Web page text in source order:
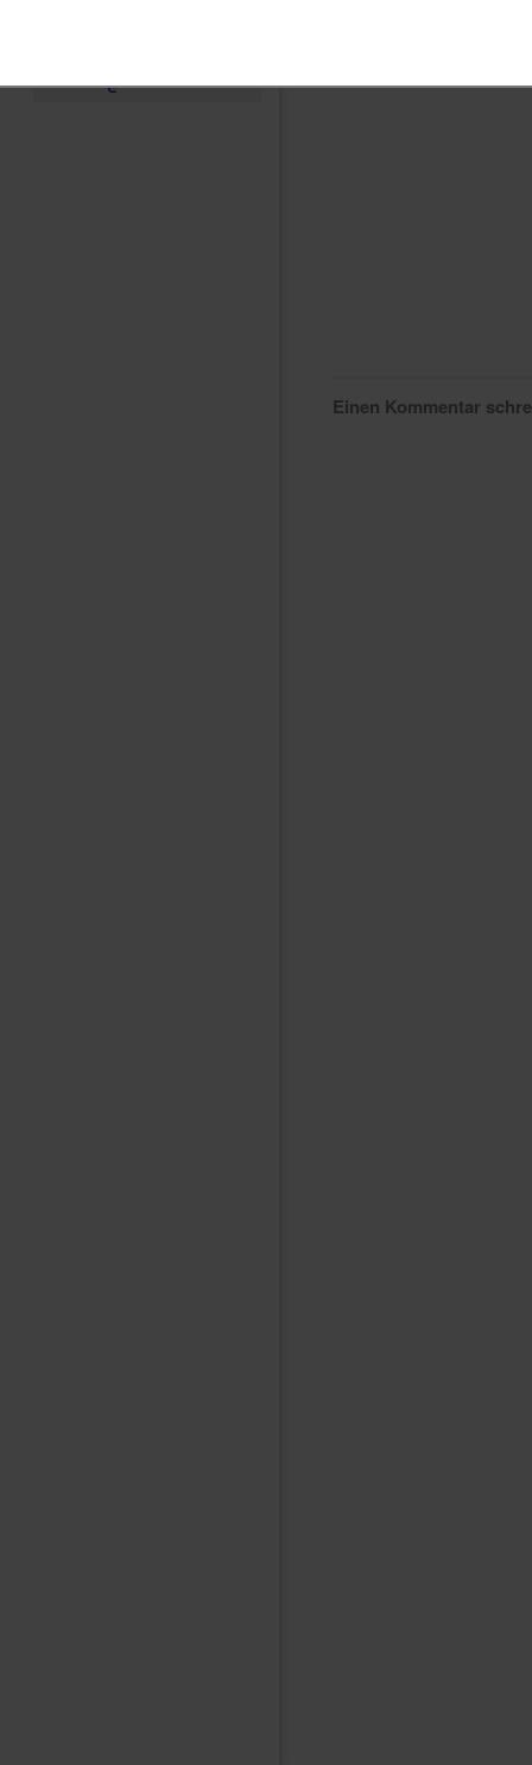
e
Einen Kommentar